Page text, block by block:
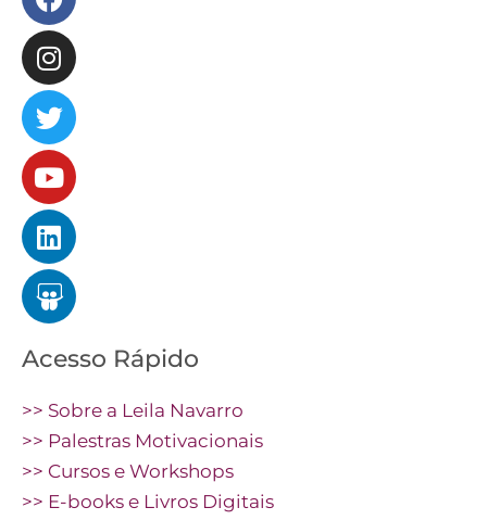
Acesso Rápido
>> Sobre a Leila Navarro
>> Palestras Motivacionais
>> Cursos e Workshops
>> E-books e Livros Digitais